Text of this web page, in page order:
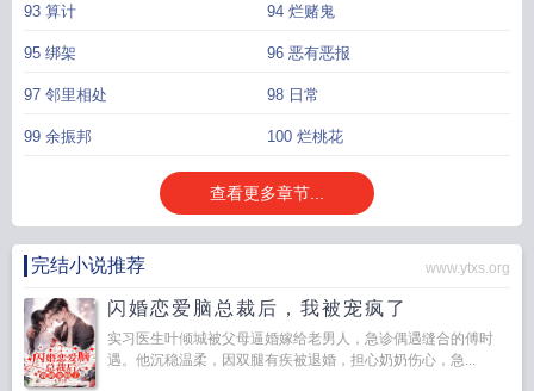
93 算计 94 烂赌鬼
95 绑架 96 恶有恶报
97 邻里相处 98 日常
99 余振邦 100 烂桃花
查看更多章节...
完结小说推荐 www.ytxs.org
闪婚恋爱脑总裁后，我被宠疯了
实习医生叶倾城被父母逼婚嫁给老男人，急诊偶遇缝合的傅时
遇。他沉稳温柔，因双腿有疾被退婚，担心奶奶伤心，急...